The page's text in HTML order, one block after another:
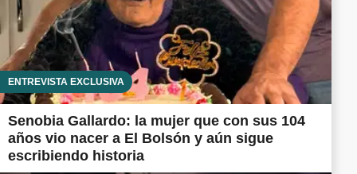
ENTREVISTA EXCLUSIVA
Senobia Gallardo: la mujer que con sus 104
años vio nacer a El Bolsón y aún sigue
escribiendo historia